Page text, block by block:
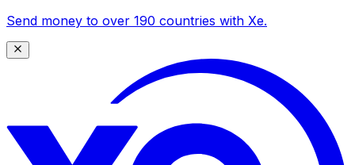
Send money to over 190 countries with Xe.